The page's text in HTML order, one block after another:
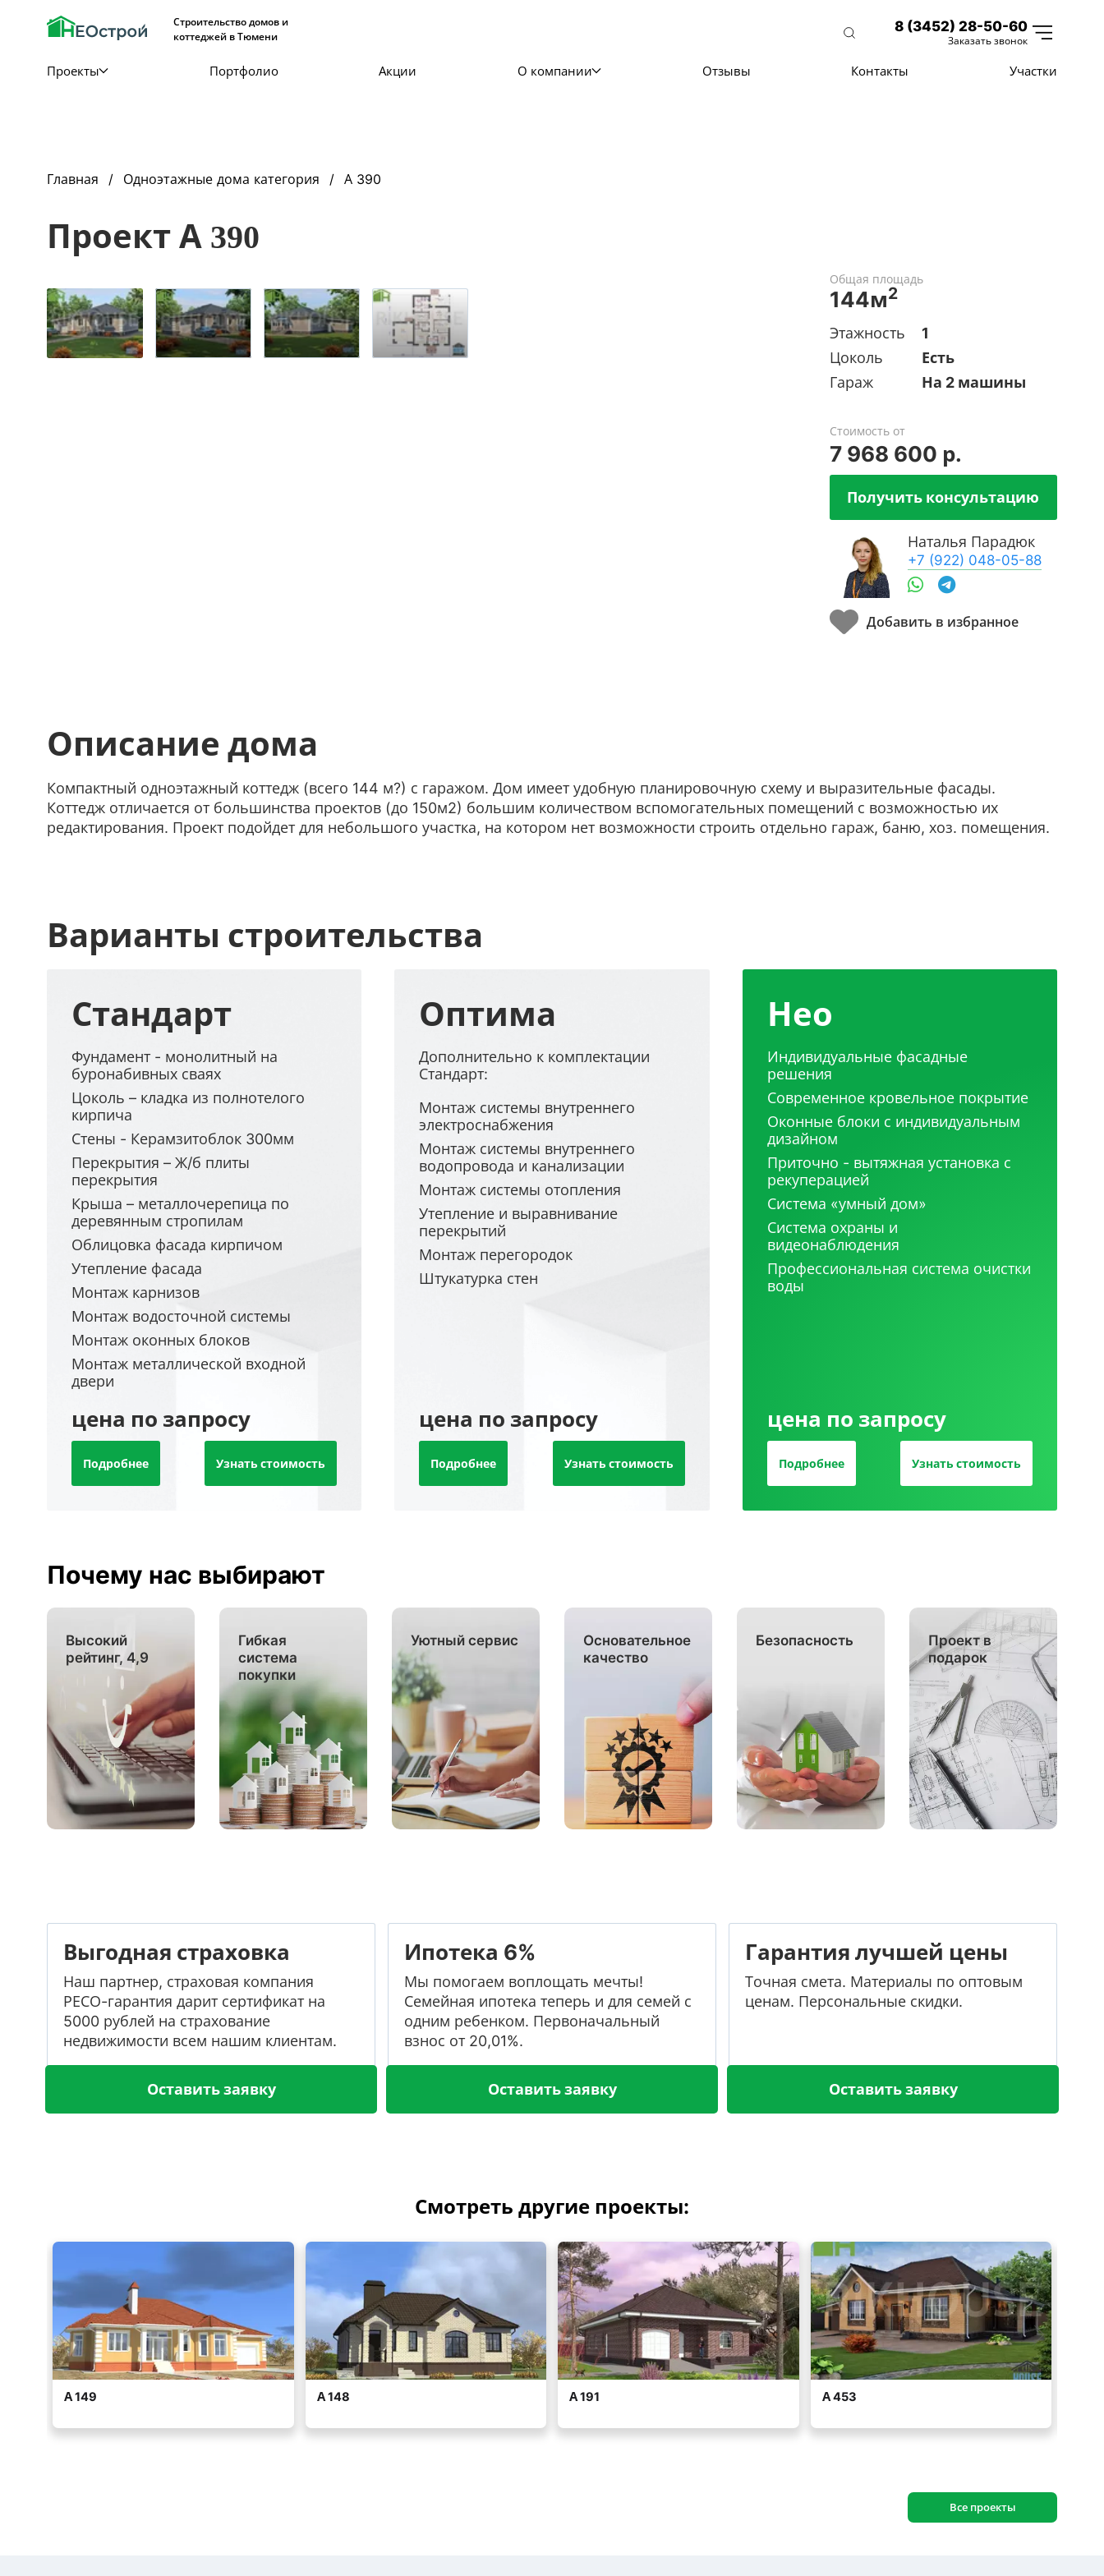
Строительство домов и
коттеджей в Тюмени
8 (3452) 28-50-60
Заказать звонок
Проекты Портфолио Акции О компании Отзывы Контакты Участки
Главная Одноэтажные дома категория А 390
Проект А 390
Общая площадь
144м2
Этажность
1
Цоколь
Есть
Гараж
На 2 машины
Стоимость от
7 968 600 р.
Получить консультацию
Наталья Парадюк
+7 (922) 048-05-88
Описание дома
Компактный одноэтажный коттедж (всего 144 м?) с гаражом. Дом имеет удобную планировочную схему и выразительные фасады.
Коттедж отличается от большинства проектов (до 150м2) большим количеством вспомогательных помещений с возможностью их
редактирования. Проект подойдет для небольшого участка, на котором нет возможности строить отдельно гараж, баню, хоз. помещения.
Варианты строительства
Стандарт
Фундамент - монолитный на
буронабивных сваях
Цоколь – кладка из полнотелого
кирпича
Стены - Керамзитоблок 300мм
Перекрытия – Ж/б плиты
перекрытия
Крыша – металлочерепица по
деревянным стропилам
Облицовка фасада кирпичом
Утепление фасада
Монтаж карнизов
Монтаж водосточной системы
Монтаж оконных блоков
Монтаж металлической входной
двери
цена по запросу
Подробнее Узнать стоимость
Оптима
Дополнительно к комплектации
Стандарт:
Монтаж системы внутреннего
электроснабжения
Монтаж системы внутреннего
водопровода и канализации
Монтаж системы отопления
Утепление и выравнивание
перекрытий
Монтаж перегородок
Штукатурка стен
цена по запросу
Подробнее Узнать стоимость
Нео
Индивидуальные фасадные
решения
Современное кровельное покрытие
Оконные блоки с индивидуальным
дизайном
Приточно - вытяжная установка с
рекуперацией
Система «умный дом»
Система охраны и
видеонаблюдения
Профессиональная система очистки
воды
цена по запросу
Подробнее Узнать стоимость
Почему нас выбирают
Высокий
рейтинг, 4,9
Гибкая
система
покупки
Уютный сервис
Основательное
качество
Безопасность
Проект в
подарок
Выгодная страховка
Наш партнер, страховая компания
РЕСО-гарантия дарит сертификат на
5000 рублей на страхование
недвижимости всем нашим клиентам.
Оставить заявку
Ипотека 6%
Мы помогаем воплощать мечты!
Семейная ипотека теперь и для семей с
одним ребенком. Первоначальный
взнос от 20,01%.
Оставить заявку
Гарантия лучшей цены
Точная смета. Материалы по оптовым
ценам. Персональные скидки.
Оставить заявку
Смотреть другие проекты:
Все проекты